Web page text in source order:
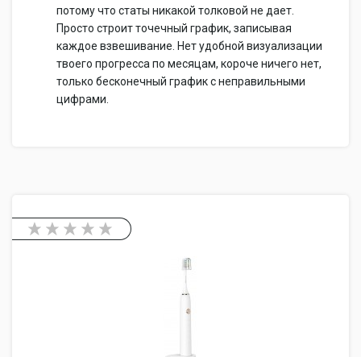
потому что статы никакой толковой не дает.
Просто строит точечный график, записывая
каждое взвешивание. Нет удобной визуализации
твоего прогресса по месяцам, короче ничего нет,
только бесконечный график с неправильными
цифрами.